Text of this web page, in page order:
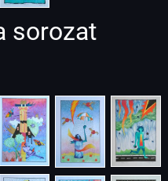
sorozat